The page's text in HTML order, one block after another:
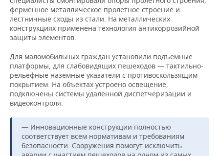
ТАТАРСТАНА
ИНВЕСТИЦИИ
НЕФТЕХИМИЯ
ОПК
ЭНЕРГЕТИКА
НОВОСТИ БИЗНЕСА
РОЗНИЧНАЯ ТОРГОВЛЯ
ТРАНСПОРТ
УСЛУГИ
ТЕХНОЛОГИИ
НОВОСТИ ТЕХНОЛОГИЙ
IT
МЕДИА
ТЕЛЕКОММУНИКАЦИИ
МЕРОПРИЯТИЯ
НОВОСТИ МЕРОПРИЯТИЙ
ВЫЕЗДНАЯ РЕДАКЦИЯ
БИЗНЕС-БРАНЧИ
ONLINE-КОНФЕРЕНЦИИ
ОТКРЫТАЯ ЛЕКЦИЯ
СПОРТ
НОВОСТИ СПОРТА
ФУТБОЛ
ХОККЕЙ
БАСКЕТБОЛ
ОБЩЕСТВО
НОВОСТИ ОБЩЕСТВА
ВЛАСТЬ
ИНФРАСТРУКТУРА
ФОТОГАЛЕРЕЯ
СЮЖЕТЫ
СПРАВОЧНИК
ферменное металлическое пролетное строение и
лестничные сходы из стали. На металлических
конструкциях применена технология антикоррозийной
защиты элементов.
Для маломобильных граждан установили подъемные
платформы, для слабовидящих пешеходов — тактильно-
рельефные наземные указатели с противоскользящим
покрытием. На объектах устроено освещение,
подключены системы удаленной диспетчеризации и
видеоконтроля.
— Инновационные конструкции полностью
соответствует всем нормативам и требованиям
безопасности. Сооружения помогут исключить